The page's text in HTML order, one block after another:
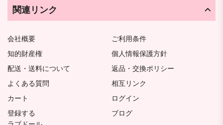
関連リンク
会社概要
ご利用条件
知的財産権
個人情報保護方針
配送・送料について
返品・交換ポリシー
よくある質問
相互リンク
カート
ログイン
登録する
ブログ